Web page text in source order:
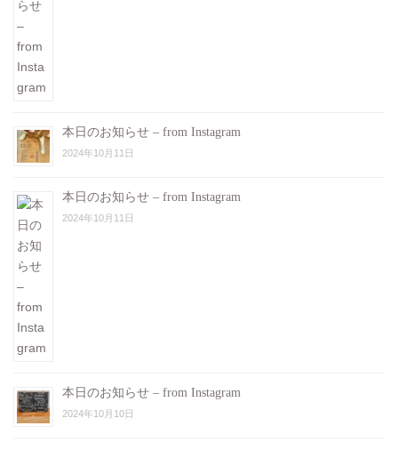
本日のお知らせ – from Instagram
2024年10月11日
本日のお知らせ – from Instagram
2024年10月11日
本日のお知らせ – from Instagram
2024年10月10日